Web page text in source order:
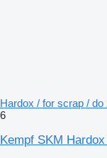
Hardox / for scrap / do
6
Kempf SKM